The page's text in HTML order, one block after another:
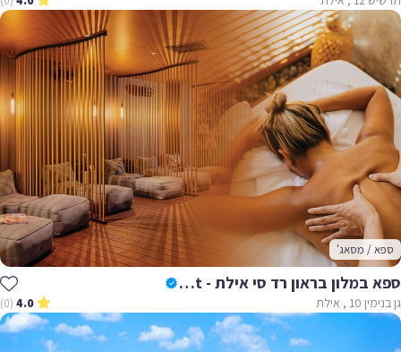
ספא / מסאג'
ספא במלון בראון רד סי אילת - Spa Brown Red Sea Eilat
גן בנימין 10 , אילת 4.0
(0)